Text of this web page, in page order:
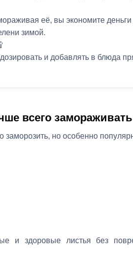
её, вы экономите деньги
зимой.
и добавлять в блюда
всего
заморозить, но особенно
и здоровые листья без